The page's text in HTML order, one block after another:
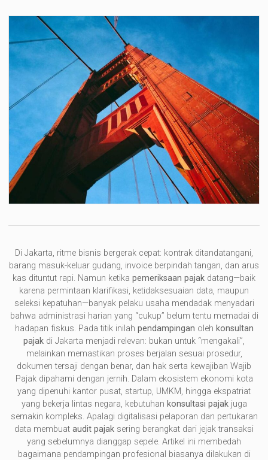
Di Jakarta, ritme bisnis bergerak cepat: kontrak ditandatangani,
barang masuk-keluar gudang, invoice berpindah tangan, dan arus
kas dituntut rapi. Namun ketika pemeriksaan pajak datang—baik
karena permintaan klarifikasi, ketidaksesuaian data, maupun
seleksi kepatuhan—banyak pelaku usaha mendadak menyadari
bahwa administrasi harian yang “cukup” belum tentu memadai di
hadapan fiskus. Pada titik inilah pendampingan oleh konsultan
pajak di Jakarta menjadi relevan: bukan untuk “mengakali”,
melainkan memastikan proses berjalan sesuai prosedur,
dokumen tersaji dengan benar, dan hak serta kewajiban Wajib
Pajak dipahami dengan jernih. Dalam ekosistem ekonomi kota
yang dipenuhi kantor pusat, startup, UMKM, hingga ekspatriat
yang bekerja lintas negara, kebutuhan konsultasi pajakjuga
semakin kompleks. Apalagi digitalisasi pelaporan dan pertukaran
data membuat audit pajak sering berangkat dari jejak transaksi
yang sebelumnya dianggap sepele. Artikel ini membedah
bagaimana pendampingan profesional biasanya dilakukan di